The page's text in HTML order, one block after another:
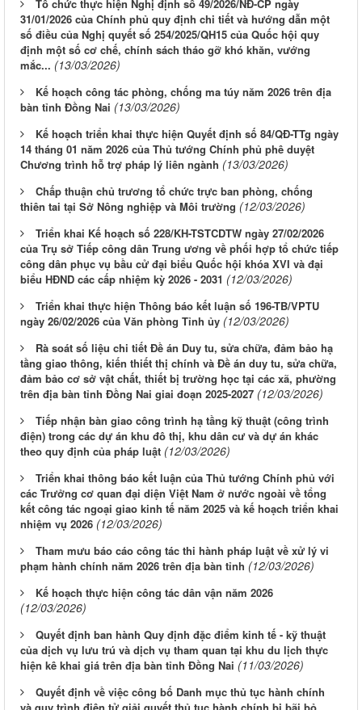
Tổ chức thực hiện Nghị định số 49/2026/NĐ-CP ngày
31/01/2026 của Chính phủ quy định chi tiết và hướng dẫn một
số điều của Nghị quyết số 254/2025/QH15 của Quốc hội quy
định một số cơ chế, chính sách tháo gỡ khó khăn, vướng
mắc... (13/03/2026)
Kế hoạch công tác phòng, chống ma túy năm 2026 trên địa
bàn tỉnh Đồng Nai (13/03/2026)
Kế hoạch triển khai thực hiện Quyết định số 84/QĐ-TTg ngày
14 tháng 01 năm 2026 của Thủ tướng Chính phủ phê duyệt
Chương trình hỗ trợ pháp lý liên ngành (13/03/2026)
Chấp thuận chủ trương tổ chức trực ban phòng, chống
thiên tai tại Sở Nông nghiệp và Môi trường (12/03/2026)
Triển khai Kế hoạch số 228/KH-TSTCDTW ngày 27/02/2026
của Trụ sở Tiếp công dân Trung ương về phối hợp tổ chức tiếp
công dân phục vụ bầu cử đại biểu Quốc hội khóa XVI và đại
biểu HĐND các cấp nhiệm kỳ 2026 - 2031 (12/03/2026)
Triển khai thực hiện Thông báo kết luận số 196-TB/VPTU
ngày 26/02/2026 của Văn phòng Tỉnh ủy (12/03/2026)
Rà soát số liệu chi tiết Đề án Duy tu, sửa chữa, đảm bảo hạ
tầng giao thông, kiến thiết thị chính và Đề án duy tu, sửa chữa,
đảm bảo cơ sở vật chất, thiết bị trường học tại các xã, phường
trên địa bàn tỉnh Đồng Nai giai đoạn 2025-2027 (12/03/2026)
Tiếp nhận bàn giao công trình hạ tầng kỹ thuật (công trình
điện) trong các dự án khu đô thị, khu dân cư và dự án khác
theo quy định của pháp luật (12/03/2026)
Triển khai thông báo kết luận của Thủ tướng Chính phủ với
các Trưởng cơ quan đại diện Việt Nam ở nước ngoài về tổng
kết công tác ngoại giao kinh tế năm 2025 và kế hoạch triển khai
nhiệm vụ 2026 (12/03/2026)
Tham mưu báo cáo công tác thi hành pháp luật về xử lý vi
phạm hành chính năm 2026 trên địa bàn tỉnh (12/03/2026)
Kế hoạch thực hiện công tác dân vận năm 2026
(12/03/2026)
Quyết định ban hành Quy định đặc điểm kinh tế - kỹ thuật
của dịch vụ lưu trú và dịch vụ tham quan tại khu du lịch thực
hiện kê khai giá trên địa bàn tỉnh Đồng Nai (11/03/2026)
Quyết định về việc công bố Danh mục thủ tục hành chính